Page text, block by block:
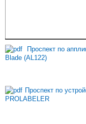
Проспект по
Blade (AL122)
Проспект по
PROLABELER